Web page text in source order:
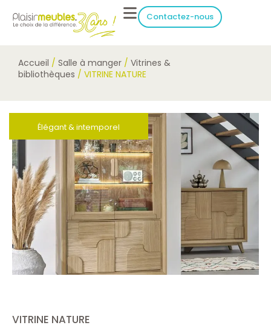
Contactez-nous
Accueil / Salle à manger / Vitrines &
bibliothèques / VITRINE NATURE
Élégant & intemporel
VITRINE NATURE